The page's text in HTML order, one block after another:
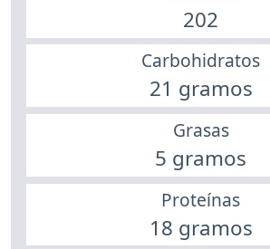
202
Carbohidratos
21 gramos
Grasas
5 gramos
Proteínas
18 gramos